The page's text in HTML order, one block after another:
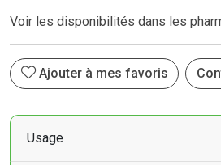
Voir les disponibilités dans les
Ajouter à mes favoris
Usage